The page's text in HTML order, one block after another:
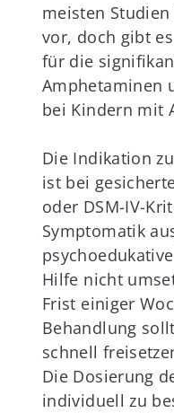
meisten
vor, doch gibt
für die
Amphetaminen
bei Kindern mit
Die Indikation
ist bei
oder DSM-IV-
Symptomatik
Hilfe nicht
Frist einiger
Behandlung
schnell
Die Dosierung
individuell zu